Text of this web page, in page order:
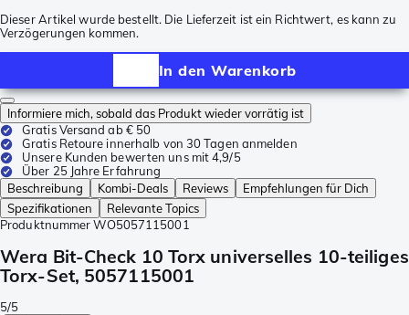
Dieser Artikel wurde bestellt. Die Lieferzeit ist ein Richtwert, es kann zu
Verzögerungen kommen.
In den Warenkorb
Informiere mich, sobald das Produkt wieder vorrätig ist
Gratis Versand ab € 50
Gratis Retoure innerhalb von 30 Tagen anmelden
Unsere Kunden bewerten uns mit 4,9/5
Über 25 Jahre Erfahrung
Beschreibung
Kombi-Deals Reviews
Empfehlungen für Dich
Spezifikationen
Relevante Topics
Produktnummer WO5057115001
Wera Bit-Check 10 Torx universelles 10-teiliges
Torx-Set, 5057115001
5/5